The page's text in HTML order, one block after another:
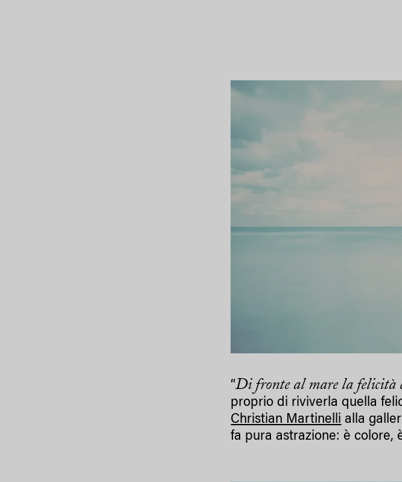
“Di fronte al mare la felicità
proprio di riviverla quella
Christian Martinelli alla
fa pura astrazione: è colore,